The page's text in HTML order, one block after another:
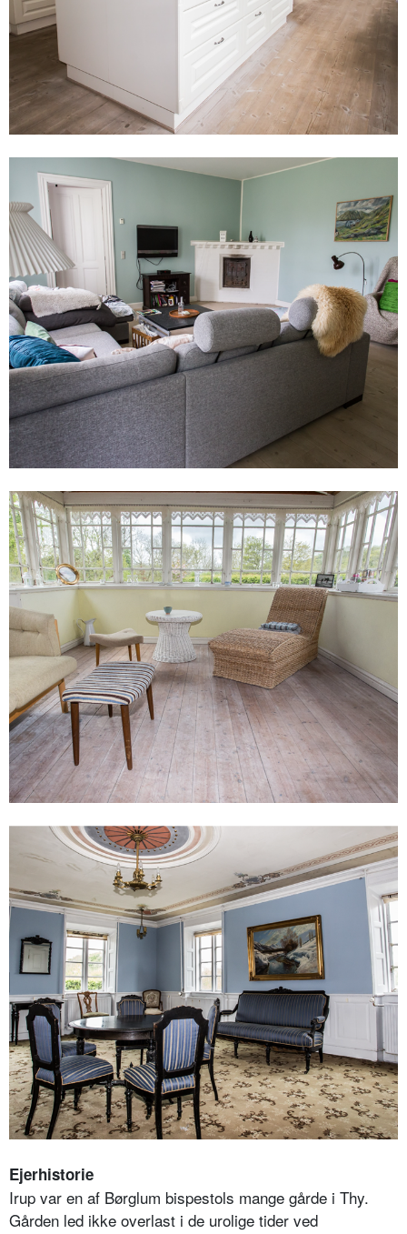
Ejerhistorie
Irup var en af Børglum bispestols mange gårde i Thy.
Gården led ikke overlast i de urolige tider ved